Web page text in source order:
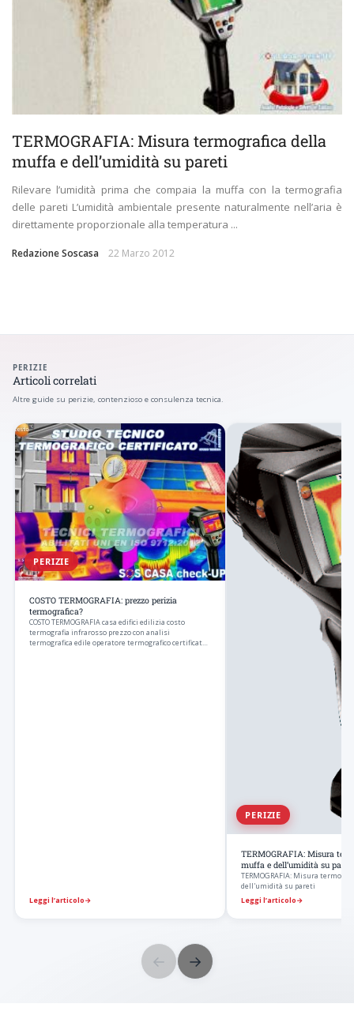
TERMOGRAFIA: Misura termografica della
muffa e dell’umidità su pareti
Rilevare l’umidità prima che compaia la muffa con la termografia
delle pareti L’umidità ambientale presente naturalmente nell’aria è
direttamente proporzionale alla temperatura ...
Redazione Soscasa 22 Marzo 2012
PERIZIE
Articoli correlati
Altre guide su perizie, contenzioso e consulenza tecnica.
PERIZIE
COSTO TERMOGRAFIA: prezzo perizia
termografica?
COSTO TERMOGRAFIA casa edifici edilizia costo
termografia infrarosso prezzo con analisi
termografica edile operatore termografico certificato
Leggi l’articolo→
PERIZIE
TERMOGRAFIA: Misura
muffa e dell’umidità su pareti
TERMOGRAFIA: Misura
dell'umidità su pareti
Leggi l’articolo→
← →